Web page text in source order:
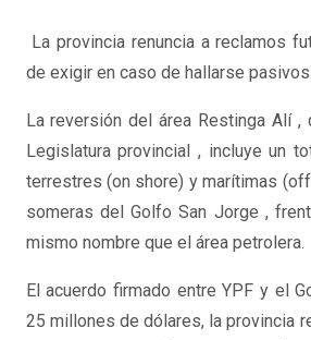
La provincia renuncia a reclamos
de exigir en caso de hallarse
La reversión del área Restinga Alí
Legislatura provincial , incluye un
terrestres (on shore) y marítimas
someras del Golfo San Jorge ,
mismo nombre que el área petrolera.
El acuerdo firmado entre YPF y el
25 millones de dólares, la provincia